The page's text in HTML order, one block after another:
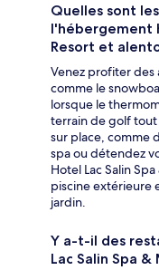
Quelles sont
l'hébergement
Resort et
Venez profiter des
comme le
lorsque le
terrain de golf
sur place, comme
spa ou détendez
Hotel Lac Salin
piscine extérieure
jardin.
Y a-t-il des
Lac Salin Spa